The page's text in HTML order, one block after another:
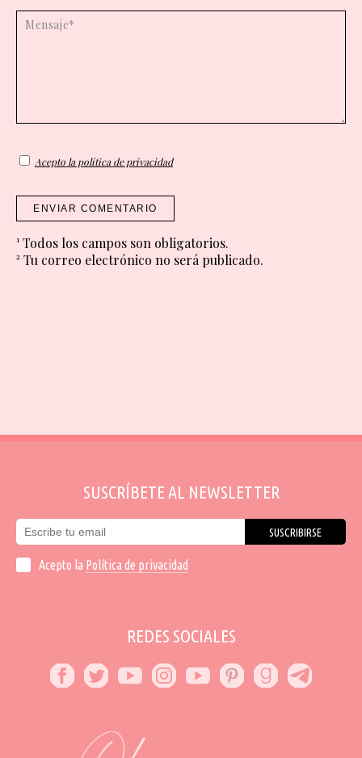
Acepto la política de privacidad
ENVIAR COMENTARIO
¹ Todos los campos son obligatorios.
² Tu correo electrónico no será publicado.
SUSCRÍBETE AL NEWSLETTER
SUSCRIBIRSE
Acepto la Política de privacidad
REDES SOCIALES